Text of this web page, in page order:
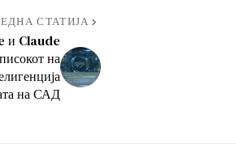
СТАТИЈА
и Claude
на
на САД